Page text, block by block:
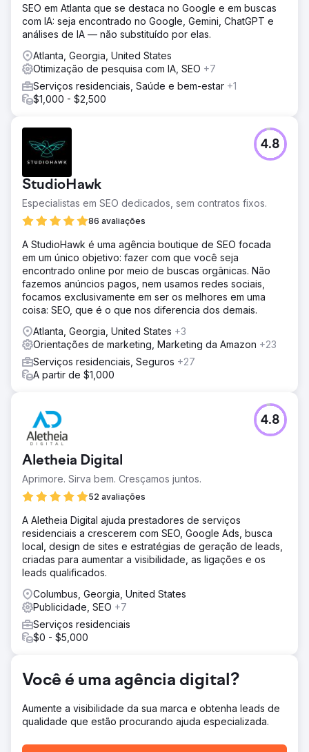
SEO em Atlanta que se destaca no Google e em buscas
com IA: seja encontrado no Google, Gemini, ChatGPT e
análises de IA — não substituído por elas.
Atlanta, Georgia, United States
Otimização de pesquisa com IA, SEO +7
Serviços residenciais, Saúde e bem-estar +1
$1,000 - $2,500
StudioHawk
Especialistas em SEO dedicados, sem contratos fixos.
86 avaliações
4.8
A StudioHawk é uma agência boutique de SEO focada
em um único objetivo: fazer com que você seja
encontrado online por meio de buscas orgânicas. Não
fazemos anúncios pagos, nem usamos redes sociais,
focamos exclusivamente em ser os melhores em uma
coisa: SEO, que é o que nos diferencia dos demais.
Atlanta, Georgia, United States +3
Orientações de marketing, Marketing da Amazon +23
Serviços residenciais, Seguros +27
A partir de $1,000
Aletheia Digital
Aprimore. Sirva bem. Cresçamos juntos.
52 avaliações
4.8
A Aletheia Digital ajuda prestadores de serviços
residenciais a crescerem com SEO, Google Ads, busca
local, design de sites e estratégias de geração de leads,
criadas para aumentar a visibilidade, as ligações e os
leads qualificados.
Columbus, Georgia, United States
Publicidade, SEO +7
Serviços residenciais
$0 - $5,000
Você é uma agência digital?
Aumente a visibilidade da sua marca e obtenha leads de
qualidade que estão procurando ajuda especializada.